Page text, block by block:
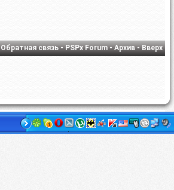
Обратная связь-PSPx Forum-Архив-Вверх